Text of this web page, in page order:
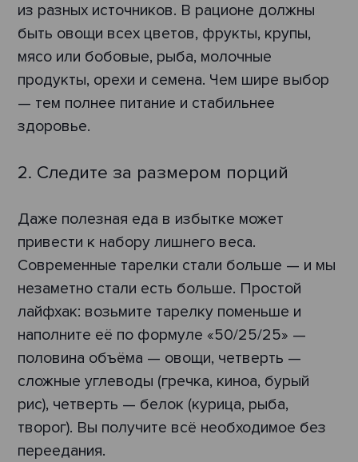
из разных источников. В рационе должны
быть овощи всех цветов, фрукты, крупы,
мясо или бобовые, рыба, молочные
продукты, орехи и семена. Чем шире выбор
— тем полнее питание и стабильнее
здоровье.
2. Следите за размером порций
Даже полезная еда в избытке может
привести к набору лишнего веса.
Современные тарелки стали больше — и мы
незаметно стали есть больше. Простой
лайфхак: возьмите тарелку поменьше и
наполните её по формуле «50/25/25» —
половина объёма — овощи, четверть —
сложные углеводы (гречка, киноа, бурый
рис), четверть — белок (курица, рыба,
творог). Вы получите всё необходимое без
переедания.